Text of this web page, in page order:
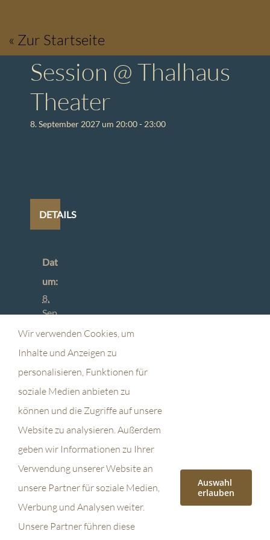
springen
« Zur Startseite
Session @ Thalhaus
Theater
8. September 2027 um 20:00- 23:00
DETAILS
Dat
um:
8.
Sep
202
7
20:
00 -
23:
Wir verwenden Cookies, um
Inhalte und Anzeigen zu
personalisieren, Funktionen für
soziale Medien anbieten zu
können und die Zugriffe auf unsere
Website zu analysieren. Außerdem
geben wir Informationen zu Ihrer
Verwendung unserer Website an
unsere Partner für soziale Medien,
Werbung und Analysen weiter.
Unsere Partner führen diese
Auswahl
erlauben